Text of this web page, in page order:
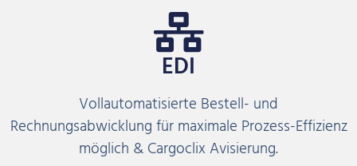
EDI
Vollautomatisierte Bestell- und
Rechnungsabwicklung für maximale Prozess-Effizienz
möglich & Cargoclix Avisierung.